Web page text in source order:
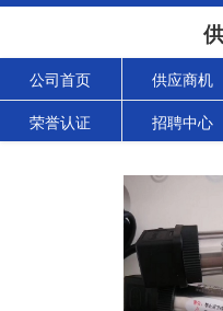
公司首页 供应商机
荣誉认证 招聘中心